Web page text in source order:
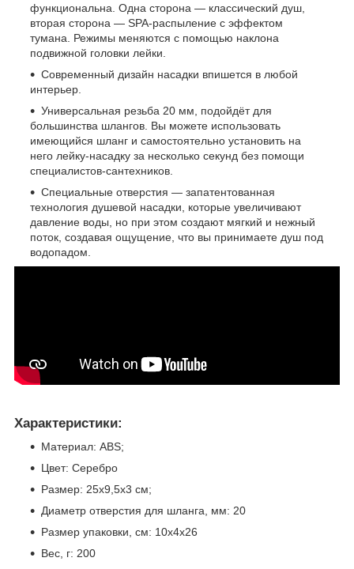
функциональна. Одна сторона — классический душ,
вторая сторона — SPA-распыление с эффектом
тумана. Режимы меняются с помощью наклона
подвижной головки лейки.
Современный дизайн насадки впишется в любой
интерьер.
Универсальная резьба 20 мм, подойдёт для
большинства шлангов. Вы можете использовать
имеющийся шланг и самостоятельно установить на
него лейку-насадку за несколько секунд без помощи
специалистов-сантехников.
Специальные отверстия ― запатентованная
технология душевой насадки, которые увеличивают
давление воды, но при этом создают мягкий и нежный
поток, создавая ощущение, что вы принимаете душ под
водопадом.
Характеристики:
Материал: ABS;
Цвет: Серебро
Размер: 25х9,5х3 см;
Диаметр отверстия для шланга, мм: 20
Размер упаковки, см: 10х4х26
Вес, г: 200